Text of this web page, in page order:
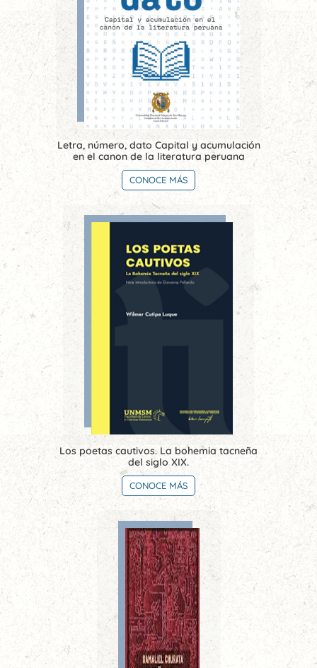
Letra, número, dato Capital y acumulación
en el canon de la literatura peruana
CONOCE MÁS
Los poetas cautivos. La bohemia tacneña
del siglo XIX.
CONOCE MÁS